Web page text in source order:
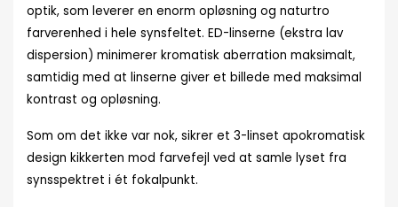
optik, som leverer en enorm opløsning og naturtro
farverenhed i hele synsfeltet. ED-linserne (ekstra lav
dispersion) minimerer kromatisk aberration maksimalt,
samtidig med at linserne giver et billede med maksimal
kontrast og opløsning.
Som om det ikke var nok, sikrer et 3-linset apokromatisk
design kikkerten mod farvefejl ved at samle lyset fra
synsspektret i ét fokalpunkt.